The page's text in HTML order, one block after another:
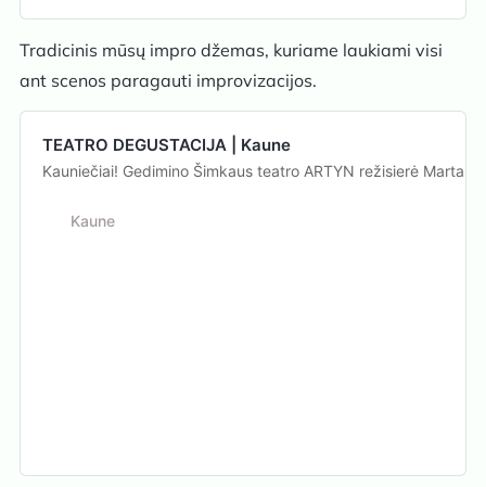
Tradicinis mūsų impro džemas, kuriame laukiami visi
ant scenos paragauti improvizacijos.
TEATRO DEGUSTACIJA | Kaune
Kauniečiai! Gedimino Šimkaus teatro ARTYN režisierė Marta
Kaune